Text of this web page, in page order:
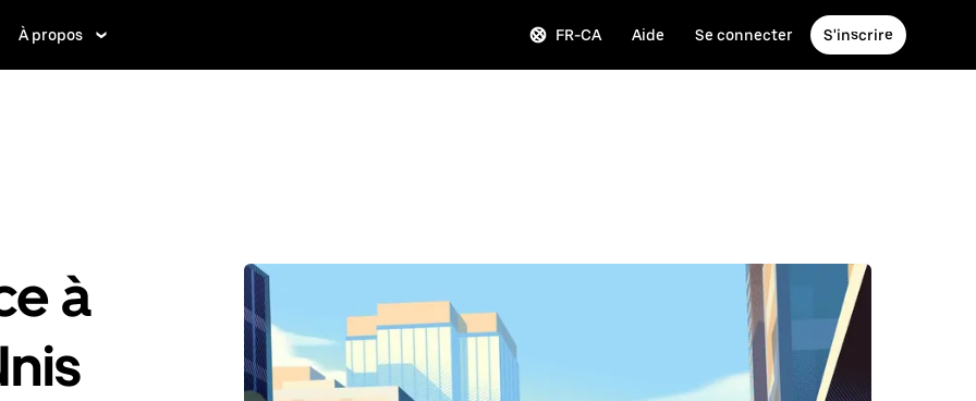
À propos FR-CA Aide Se connecter S'inscrire
à